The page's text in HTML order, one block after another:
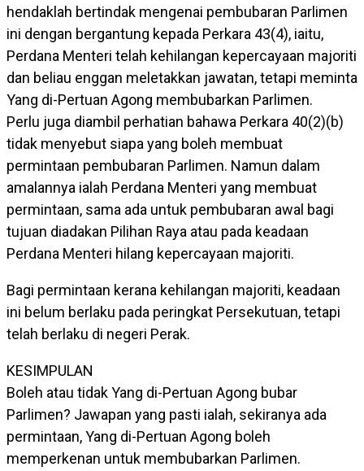
hendaklah bertindak mengenai pembubaran Parlimen
ini dengan bergantung kepada Perkara 43(4), iaitu,
Perdana Menteri telah kehilangan kepercayaan majoriti
dan beliau enggan meletakkan jawatan, tetapi meminta
Yang di-Pertuan Agong membubarkan Parlimen.
Perlu juga diambil perhatian bahawa Perkara 40(2)(b)
tidak menyebut siapa yang boleh membuat
permintaan pembubaran Parlimen. Namun dalam
amalannya ialah Perdana Menteri yang membuat
permintaan, sama ada untuk pembubaran awal bagi
tujuan diadakan Pilihan Raya atau pada keadaan
Perdana Menteri hilang kepercayaan majoriti.
Bagi permintaan kerana kehilangan majoriti, keadaan
ini belum berlaku pada peringkat Persekutuan, tetapi
telah berlaku di negeri Perak.
KESIMPULAN
Boleh atau tidak Yang di-Pertuan Agong bubar
Parlimen? Jawapan yang pasti ialah, sekiranya ada
permintaan, Yang di-Pertuan Agong boleh
memperkenan untuk membubarkan Parlimen.